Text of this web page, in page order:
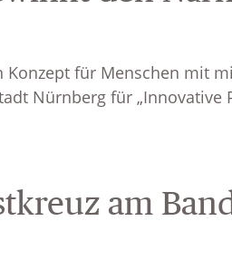
für Menschen mit
Nürnberg für „Innovative
am